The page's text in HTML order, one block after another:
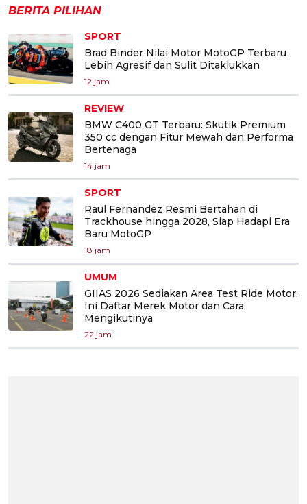
BERITA PILIHAN
SPORT
Brad Binder Nilai Motor MotoGP Terbaru
Lebih Agresif dan Sulit Ditaklukkan
12 jam
REVIEW
BMW C400 GT Terbaru: Skutik Premium
350 cc dengan Fitur Mewah dan Performa
Bertenaga
14 jam
SPORT
Raul Fernandez Resmi Bertahan di
Trackhouse hingga 2028, Siap Hadapi Era
Baru MotoGP
18 jam
UMUM
GIIAS 2026 Sediakan Area Test Ride Motor,
Ini Daftar Merek Motor dan Cara
Mengikutinya
22 jam